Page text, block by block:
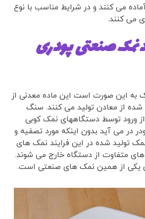
می کنند و در شرایط مناسب با نوع
می کنند.
نمک صنعتی پودری
به این صورت است این ماده معدنی از
شده از معادن تولید می کنند. سنگ
از ورود توسط دستگاههای نمک کوبی
در می آید بدون اینکه مورد تصفیه و
تولید شده در این فرایند نمک های
های متفاوت از دستگاه خارج می شوند.
یکی از همین نمک های صنعتی است.